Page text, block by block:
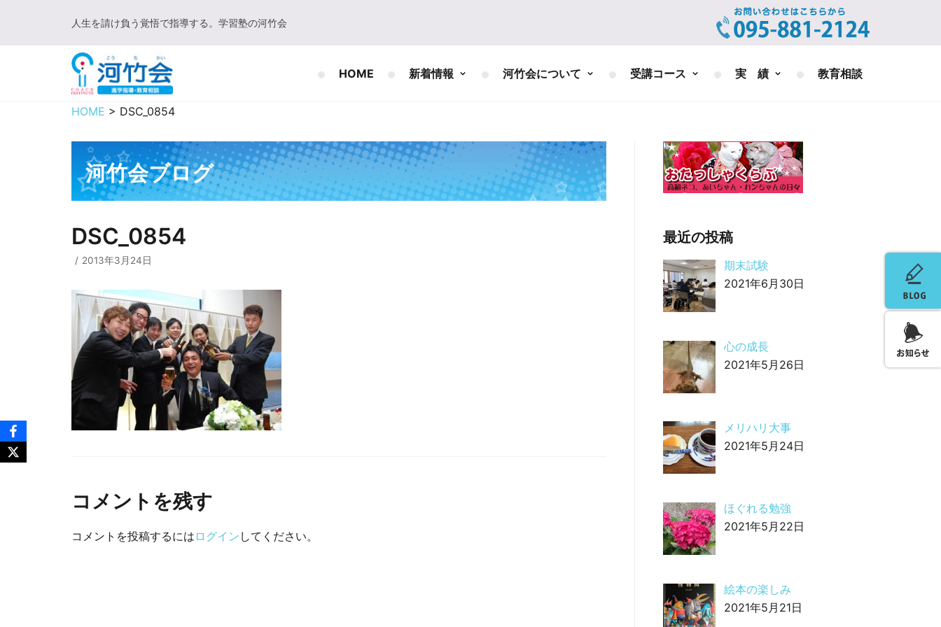
人生を請け負う覚悟で指導する。学習塾の河竹会
HOME 新着情報 河竹会について 受講コース 実 績 教育相談
HOME > DSC_0854
河竹会ブログ
DSC_0854
2013年3月24日
コメントを残す
コメントを投稿するには ログイン してください。
最近の投稿
期末試験
2021年6月30日
心の成長
2021年5月26日
メリハリ大事
2021年5月24日
ほぐれる勉強
2021年5月22日
絵本の楽しみ
2021年5月21日